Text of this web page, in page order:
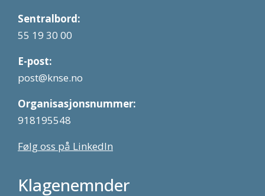
Sentralbord:
55 19 30 00
E-post:
post@knse.no
Organisasjonsnummer:
918195548
Følg oss på LinkedIn
Klagenemnder